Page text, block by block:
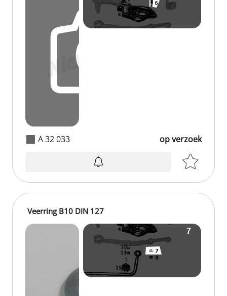
A 32 033 op verzoek
Veerring B10 DIN 127